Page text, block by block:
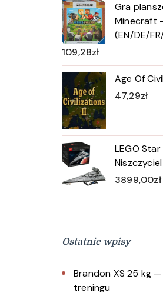
Gra
Minecraft
(EN/DE/
109,28zł
Age Of
47,29zł
LEGO
3899,00zł
Ostatnie wpisy
Brandon XS 25 kg
treningu